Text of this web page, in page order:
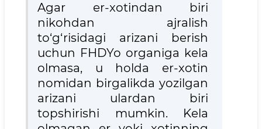
Agar er-xotindan biri
nikohdan ajralish
to‘g‘risidagi arizani berish
uchun FHDYo organiga kela
olmasa, u holda er-xotin
nomidan birgalikda yozilgan
arizani ulardan biri
topshirishi mumkin. Kela